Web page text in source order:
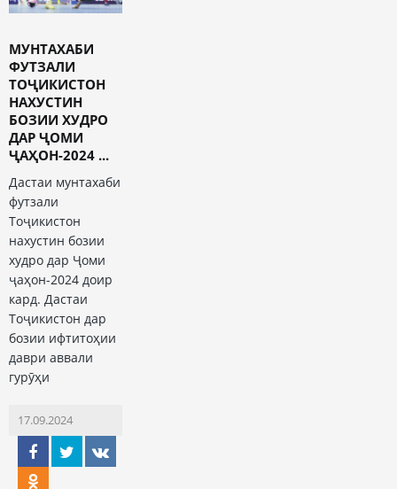
МУНТАХАБИ
ФУТЗАЛИ
ТОҶИКИСТОН
НАХУСТИН
БОЗИИ ХУДРО
ДАР ҶОМИ
ҶАҲОН-2024 ...
Дастаи мунтахаби
футзали
Тоҷикистон
нахустин бозии
худро дар Ҷоми
ҷаҳон-2024 доир
кард. Дастаи
Тоҷикистон дар
бозии ифтитоҳии
даври аввали
гурӯҳи
17.09.2024